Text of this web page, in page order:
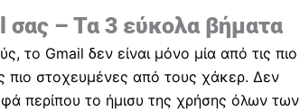
σας – Τα 3 εύκολα βήματα
το Gmail δεν είναι μόνο μία από τις πιο
πιο στοχευμένες από τους χάκερ. Δεν
περίπου το ήμισυ της χρήσης όλων των